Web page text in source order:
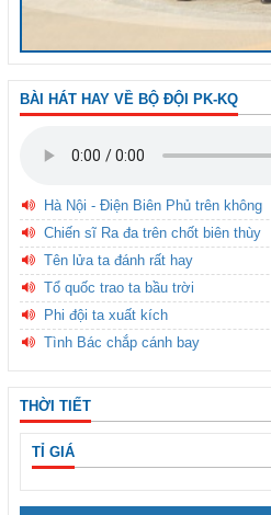
BÀI HÁT HAY VỀ BỘ ĐỘI PK-KQ
Hà Nội - Điện Biên Phủ trên không
Chiến sĩ Ra đa trên chốt biên thùy
Tên lửa ta đánh rất hay
Tổ quốc trao ta bầu trời
Phi đội ta xuất kích
Tình Bác chắp cánh bay
THỜI TIẾT
TỈ GIÁ